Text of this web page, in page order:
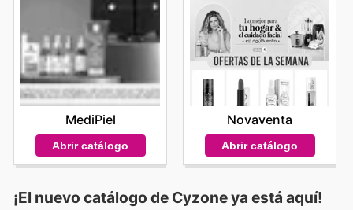
MediPiel
Abrir catálogo
Novaventa
Abrir catálogo
¡El nuevo catálogo de Cyzoneya está aquí!